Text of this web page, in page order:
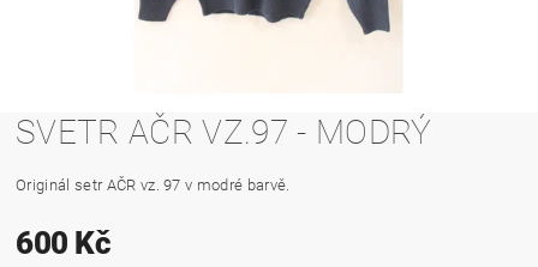
SVETR AČR VZ.97 - MODRÝ
Originál setr AČR vz. 97 v modré barvě.
600 Kč